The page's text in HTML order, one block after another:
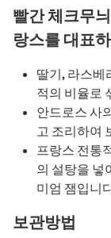
빨간 체크무
랑스를 대표
딸기, 라스베
적의 비율로
안드로스 사
고 조리하여
프랑스 전통
의 설탕을 넣
미엄 잼입니
보관방법